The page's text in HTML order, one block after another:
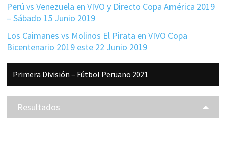
Perú vs Venezuela en VIVO y Directo Copa América 2019
– Sábado 15 Junio 2019
Los Caimanes vs Molinos El Pirata en VIVO Copa
Bicentenario 2019 este 22 Junio 2019
Barra
lateral
principal
Primera División – Fútbol Peruano 2021
Resultados